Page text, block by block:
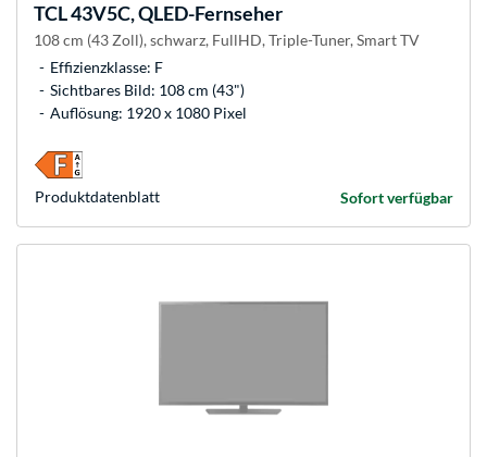
TCL43V5C, QLED-Fernseher
108 cm (43 Zoll), schwarz, FullHD, Triple-Tuner, Smart TV
Effizienzklasse: F
Sichtbares Bild: 108 cm (43")
Auflösung: 1920 x 1080 Pixel
Sofort verfügbar
Produkt­datenblatt